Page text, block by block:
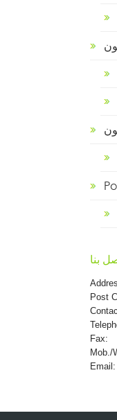
بنا
Post
Fax:
Mob./